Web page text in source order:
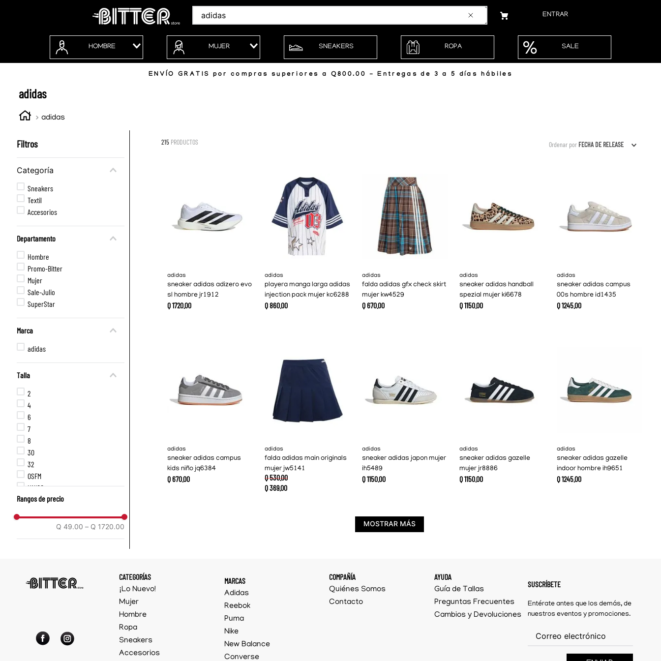
Buscar
ENTRAR
HOMBRE MUJER SNEAKERS ROPA SALE
ENVÍO GRATIS por compras superiores a Q800.00 - Entregas de 3 a 5 días hábiles
adidas
adidas
Filtros
Categoría
Sneakers
Textil
Accesorios
Departamento
Hombre
Promo-Bitter
Mujer
Sale-Julio
SuperStar
Marca
adidas
Talla
2
4
6
7
8
30
32
OSFM
UNICO
1US
6US
8.5US
Rangos de precio
Q 49.00 – Q 1720.00
215 PRODUCTOS Ordenar por FECHA DE RELEASE
adidas
sneaker adidas adizero evo
sl hombre jr1912
Q172000
adidas
playera manga larga adidas
injection pack mujer kc6288
Q86000
adidas
falda adidas gfx check skirt
mujer kw4529
Q67000
adidas
sneaker adidas handball
spezial mujer ki6678
Q115000
adidas
sneaker adidas campus
00s hombre id1435
Q124500
adidas
sneaker adidas campus
kids niño jq6384
Q67000
adidas
falda adidas main originals
mujer jw5141
Q530.00
Q369.00
adidas
sneaker adidas japon mujer
ih5489
Q115000
adidas
sneaker adidas gazelle
mujer jr8886
Q115000
adidas
sneaker adidas gazelle
indoor hombre ih9651
Q124500
MOSTRAR MÁS
CATEGORÍAS
¡Lo Nuevo!
Mujer
Hombre
Ropa
Sneakers
Accesorios
MARCAS
Adidas
Reebok
Puma
Nike
New Balance
Converse
COMPAÑÍA
Quiénes Somos
Contacto
AYUDA
Guía de Tallas
Preguntas Frecuentes
Cambios y Devoluciones
SUSCRÍBETE
Entérate antes que los demás, de
nuestros eventos y promociones.